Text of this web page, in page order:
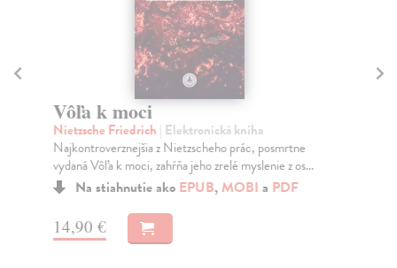
Vôľa k moci
Nietzsche Friedrich | Elektronická kniha
Najkontroverznejšia z Nietzscheho prác, posmrtne
vydaná Vôľa k moci, zahŕňa jeho zrelé myslenie z os...
Na stiahnutie ako EPUB,MOBI a PDF
14,90 €